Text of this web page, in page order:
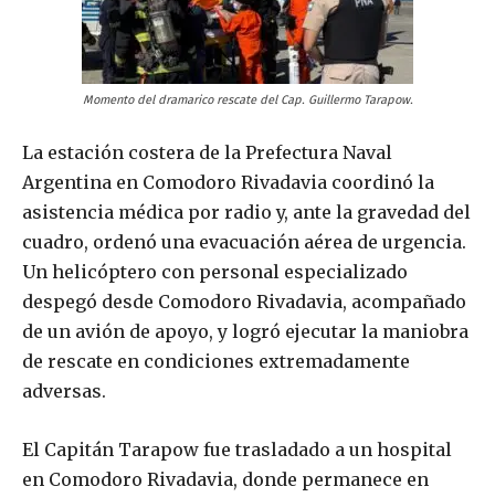
Momento del dramarico rescate del Cap. Guillermo Tarapow.
La estación costera de la Prefectura Naval
Argentina en Comodoro Rivadavia coordinó la
asistencia médica por radio y, ante la gravedad del
cuadro, ordenó una evacuación aérea de urgencia.
Un helicóptero con personal especializado
despegó desde Comodoro Rivadavia, acompañado
de un avión de apoyo, y logró ejecutar la maniobra
de rescate en condiciones extremadamente
adversas.
El Capitán Tarapow fue trasladado a un hospital
en Comodoro Rivadavia, donde permanece en